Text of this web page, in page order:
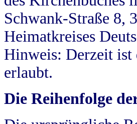
Schwank-Straße 8,
Heimatkreises
Hinweis: Derzeit ist
erlaubt.
Die Reihenfolge